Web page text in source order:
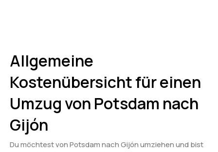
Allgemeine
Kostenübersicht für einen
Umzug von Potsdam nach
Gijón
Du möchtest von Potsdam nach Gijón umziehen und bist